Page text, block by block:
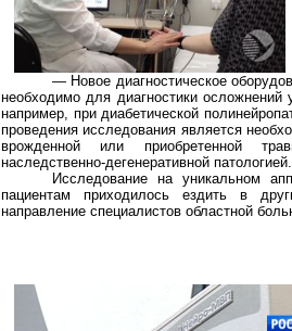
— Новое диагностическое
необходимо для диагностики осложнений
например, при диабетической
проведения исследования является
врожденной или приобретенной
наследственно-дегенеративной патологией.
Исследование на уникальном
пациентам приходилось ездить в
направление специалистов областной